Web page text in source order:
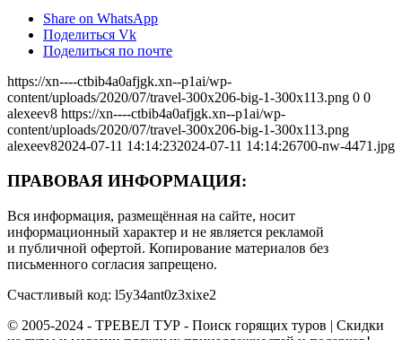
Share on WhatsApp
Поделиться Vk
Поделиться по почте
https://xn----ctbib4a0afjgk.xn--p1ai/wp-
content/uploads/2020/07/travel-300x206-big-1-300x113.png 0 0
alexeev8 https://xn----ctbib4a0afjgk.xn--p1ai/wp-
content/uploads/2020/07/travel-300x206-big-1-300x113.png
alexeev82024-07-11 14:14:232024-07-11 14:14:26700-nw-4471.jpg
ПРАВОВАЯ ИНФОРМАЦИЯ:
Вся информация, размещённая на сайте, носит
информационный характер и не является рекламой
и публичной офертой. Копирование материалов без
письменного согласия запрещено.
Счастливый код: l5y34ant0z3xixe2
© 2005-2024 - ТРЕВЕЛ ТУР - Поиск горящих туров | Скидки